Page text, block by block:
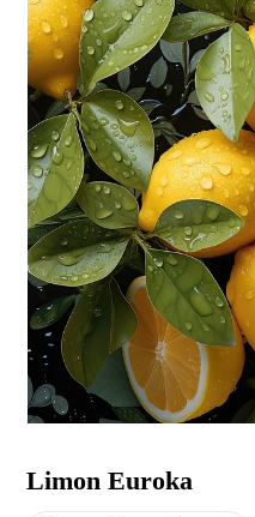
Limon Euroka